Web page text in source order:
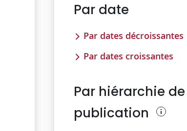
Par date
Par dates décroissantes
Par dates croissantes
Par hiérarchie de
publication